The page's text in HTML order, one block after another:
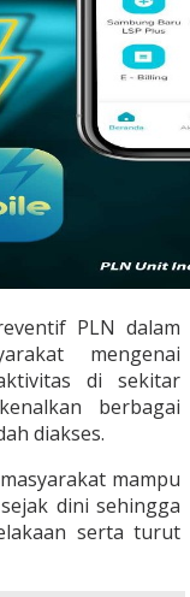
PLN dalam
mengenai
di sekitar
berbagai
diakses.
mampu
dini sehingga
serta turut